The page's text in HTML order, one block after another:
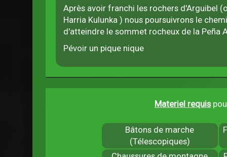
Après avoir franchi les rochers d'Arguibel
Harria Kulunka ) nous poursuivrons le
d'atteindre le sommet rocheux de la Peña
Pévoir un pique nique
Materiel requis
Bâtons de marche
(Télescopiques)